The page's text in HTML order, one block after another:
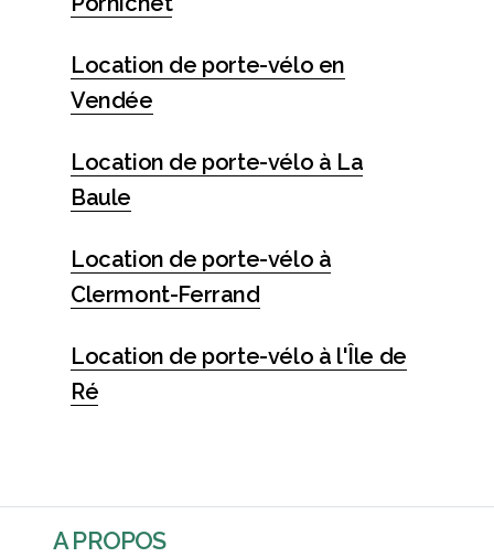
Location de porte-vélo en
Vendée
Location de porte-vélo à La
Baule
Location de porte-vélo à
Clermont-Ferrand
Location de porte-vélo à l'Île de
Ré
A PROPOS